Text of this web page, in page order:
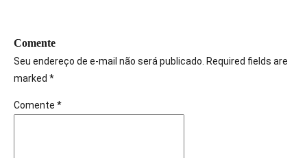
Comente
Seu endereço de e-mail não será publicado. Required fields are
marked *
Comente *